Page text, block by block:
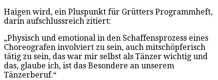
Haigen wird, ein Pluspunkt für Grütters Programmheft,
darin aufschlussreich zitiert:
„Physisch und emotional in den Schaffensprozess eines
Choreografen involviert zu sein, auch mitschöpferisch
tätig zu sein, das war mir selbst als Tänzer wichtig und
das, glaube ich, ist das Besondere an unserem
Tänzerberuf.“